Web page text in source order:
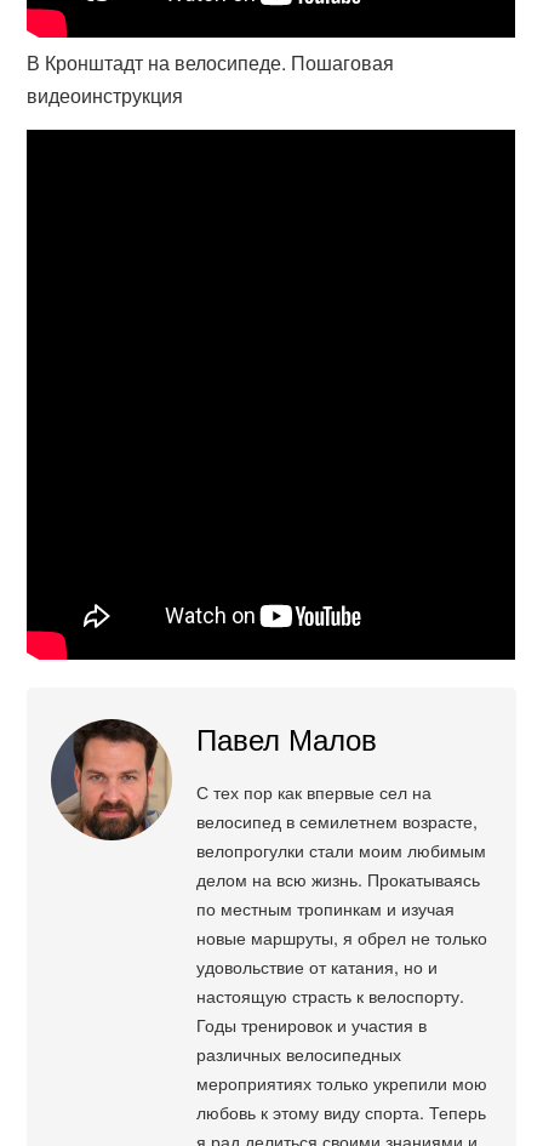
В Кронштадт на велосипеде. Пошаговая
видеоинструкция
Павел Малов
С тех пор как впервые сел на
велосипед в семилетнем возрасте,
велопрогулки стали моим любимым
делом на всю жизнь. Прокатываясь
по местным тропинкам и изучая
новые маршруты, я обрел не только
удовольствие от катания, но и
настоящую страсть к велоспорту.
Годы тренировок и участия в
различных велосипедных
мероприятиях только укрепили мою
любовь к этому виду спорта. Теперь